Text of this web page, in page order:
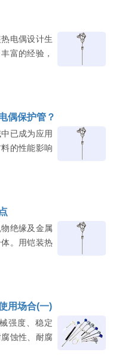
电偶设计生
富的经验，
偶保护管？
已成为应用
的性能影响
绝缘及金属
。用铠装热
用场合(一)
强度、稳定
蚀性、耐腐